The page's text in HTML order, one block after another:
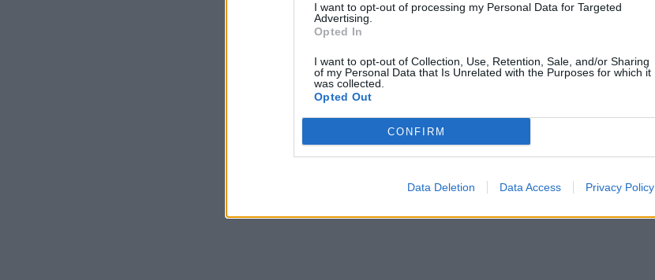
I want to opt-out of processing my Personal Data for Targeted
Advertising.
Opted In
I want to opt-out of Collection, Use, Retention, Sale, and/or Sharing
of my Personal Data that Is Unrelated with the Purposes for which it
was collected.
Opted Out
CONFIRM
Data Deletion Data Access Privacy Policy